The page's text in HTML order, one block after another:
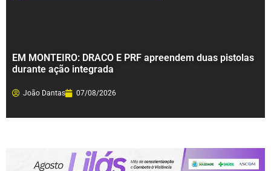
EM MONTEIRO: DRACO E PRF apreendem duas pistolas
durante ação integrada
João Dantas 07/08/2026